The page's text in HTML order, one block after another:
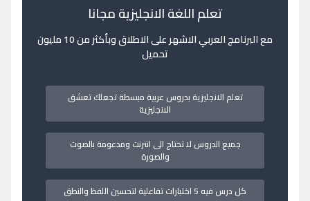
تعلم اللغة الانجليزية مجانا
مع البرنامج العربي الاشهر على الاطلاق وبأكثر من 10 مليون
تحميل
تعلم الانجليزية بدروس عربية مبسطة تجعلك تعشق
الانجليزية
جميع الدروس لا تحتاج الى انترنت ومدعومة بالصوت
والصورة
كل درس فيه 5 اختبارات تفاعلية لتحسين اللفظ والنطق